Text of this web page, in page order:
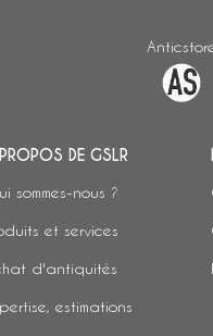
DE GSLR
sommes-nous ?
et services
d'antiquités
estimations